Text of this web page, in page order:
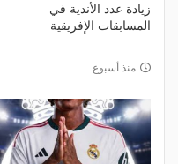
زيادة عدد الأندية في
المسابقات الإفريقية
منذ أسبوع